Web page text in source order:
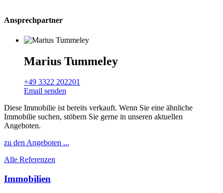
Ansprechpartner
Marius Tummeley
+49 3322 202201
Email senden
Diese Immobilie ist bereits verkauft. Wenn Sie eine ähnliche
Immobilie suchen, stöbern Sie gerne in unseren aktuellen
Angeboten.
zu den Angeboten ...
Alle Referenzen
Immobilien